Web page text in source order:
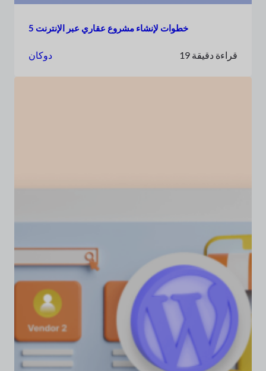
5 خطوات لإنشاء مشروع عقاري عبر الإنترنت
دوكان 19 قراءة دقيقة